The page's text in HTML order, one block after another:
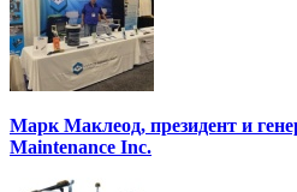
Марк Маклеод, президент и
Maintenance Inc.